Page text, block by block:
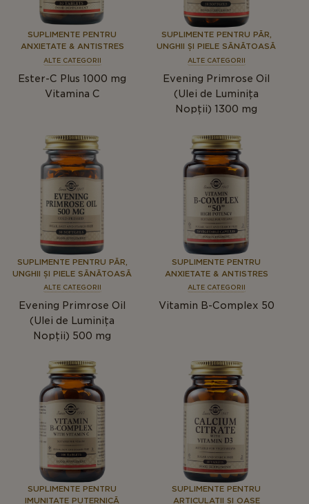
SUPLIMENTE PENTRU
ANXIETATE & ANTISTRES
ALTE CATEGORII
Ester-C Plus 1000 mg
Vitamina C
SUPLIMENTE PENTRU PĂR,
UNGHII ȘI PIELE SĂNĂTOASĂ
ALTE CATEGORII
Evening Primrose Oil
(Ulei de Luminița
Nopții) 1300 mg
SUPLIMENTE PENTRU PĂR,
UNGHII ȘI PIELE SĂNĂTOASĂ
ALTE CATEGORII
Evening Primrose Oil
(Ulei de Luminița
Nopții) 500 mg
SUPLIMENTE PENTRU
ANXIETATE & ANTISTRES
ALTE CATEGORII
Vitamin B-Complex 50
SUPLIMENTE PENTRU
IMUNITATE PUTERNICĂ
SUPLIMENTE PENTRU
ARTICULAȚII ȘI OASE